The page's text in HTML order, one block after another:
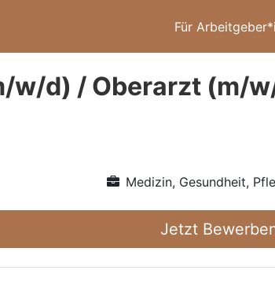
Für
w/d) / Oberarzt (m/
Medizin, Gesundheit,
Jetzt